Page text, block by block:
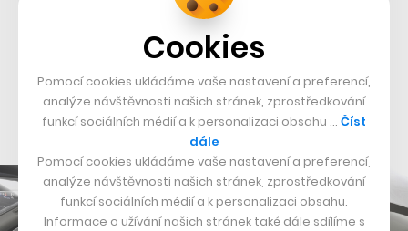
Obě obrazovky nabízí maximální míru individualizace.
Ostatně novinka má být tím nejdigitálnějším
téměř veškerá fyzická tlačítka, skrze která lze ovládat
snad jen rádio či klimatizaci.
Cookies
Pomocí cookies ukládáme vaše nastavení a preferencí,
analýze návštěvnosti našich stránek, zprostředkování
funkcí sociálních médií a k personalizaci obsahu … Číst
dále
Pomocí cookies ukládáme vaše nastavení a preferencí,
analýze návštěvnosti našich stránek, zprostředkování
funkcí sociálních médií a k personalizaci obsahu.
Informace o užívání našich stránek také dále sdílíme s